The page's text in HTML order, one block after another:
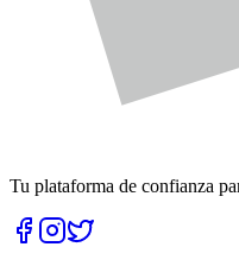
Tu plataforma de confianza